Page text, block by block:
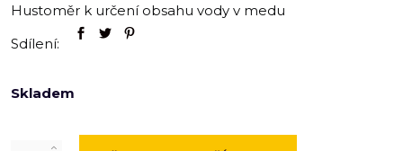
Hustoměr k určení obsahu vody v medu
Sdílení:
Skladem